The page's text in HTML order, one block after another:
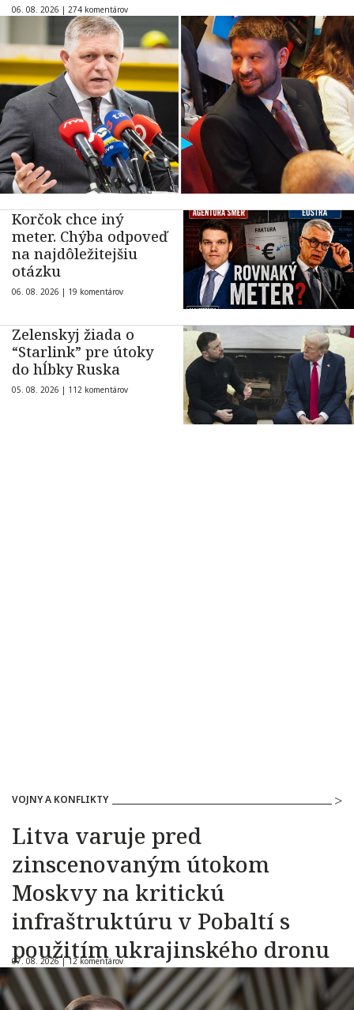
06. 08. 2026 | 274 komentárov
Korčok chce iný
meter. Chýba odpoveď
na najdôležitejšiu
otázku
06. 08. 2026 | 19 komentárov
Zelenskyj žiada o
“Starlink” pre útoky
do hĺbky Ruska
05. 08. 2026 | 112 komentárov
VOJNY A KONFLIKTY
Litva varuje pred
zinscenovaným útokom
Moskvy na kritickú
infraštruktúru v Pobaltí s
použitím ukrajinského dronu
07. 08. 2026 |12 komentárov